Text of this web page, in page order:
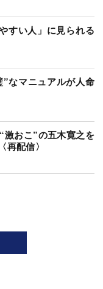
すい人」に見られる
”なマニュアルが人命
激おこ”の五木寛之を
配信〉